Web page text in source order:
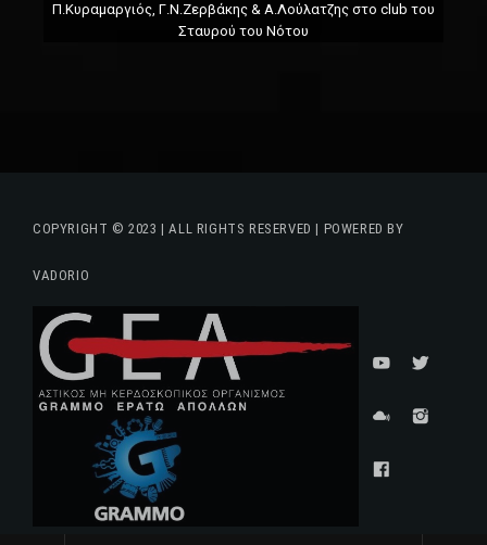
Π.Κυραμαργιός, Γ.Ν.Ζερβάκης & Α.Λούλατζης στο club του
Σταυρού του Νότου
COPYRIGHT © 2023 | ALL RIGHTS RESERVED | POWERED BY
VADORIO